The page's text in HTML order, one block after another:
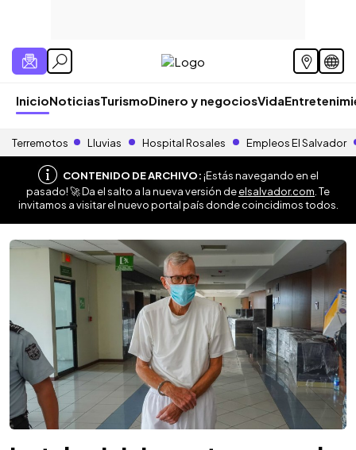
InicioNoticiasTurismoDinero y negociosVida
Terremotos Lluvias Hospital Rosales Empleos El Salvador
CONTENIDO DE ARCHIVO:¡Estás navegando en el
pasado! 🚀 Da el salto a la nueva versión deelsalvador.com . Te
invitamos a visitar el nuevo portal país donde coincidimos todos.